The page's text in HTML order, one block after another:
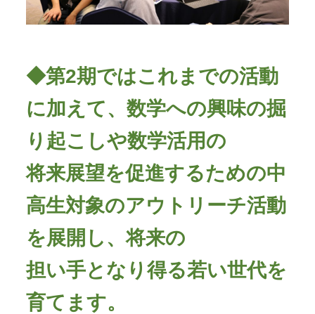
◆第2期ではこれまでの活動
に加えて、数学への興味の掘
り起こしや数学活用の
将来展望を促進するための中
高生対象のアウトリーチ活動
を展開し、将来の
担い手となり得る若い世代を
育てます。